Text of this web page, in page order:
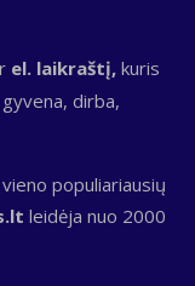
el. laikraštį, kuris
dirba,
populiariausių
leidėja nuo 2000